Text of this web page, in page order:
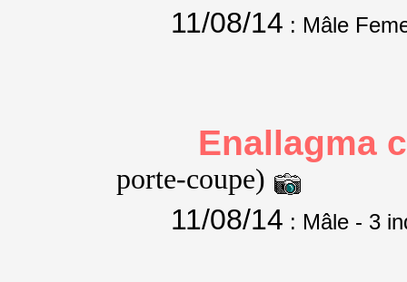
11/08/14 : Mâle
Enallagma
porte-coupe)
11/08/14 : Mâle - 3